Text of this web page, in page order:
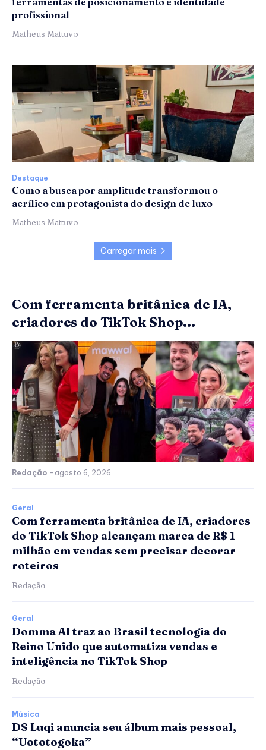
profissional
Matheus Mattuvo
Destaque
Como a busca por amplitude transformou o
acrílico em protagonista do design de luxo
Matheus Mattuvo
Carregar mais
Com ferramenta britânica de IA,
criadores do TikTok Shop...
Redação - agosto 6, 2026
Geral
Com ferramenta britânica de IA, criadores
do TikTok Shop alcançam marca de R$ 1
milhão em vendas sem precisar decorar
roteiros
Redação
Geral
Domma AI traz ao Brasil tecnologia do
Reino Unido que automatiza vendas e
inteligência no TikTok Shop
Redação
Música
D$ Luqi anuncia seu álbum mais pessoal,
“Uototogoka”